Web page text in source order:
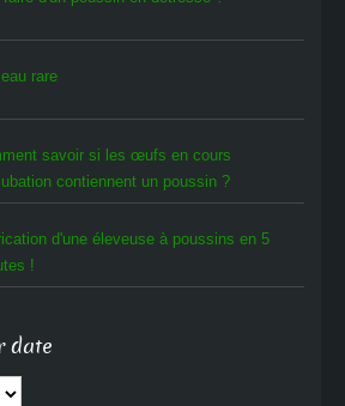
rare
savoir si les œufs en cours
contiennent un poussin ?
d'une éleveuse à poussins en 5
!
date